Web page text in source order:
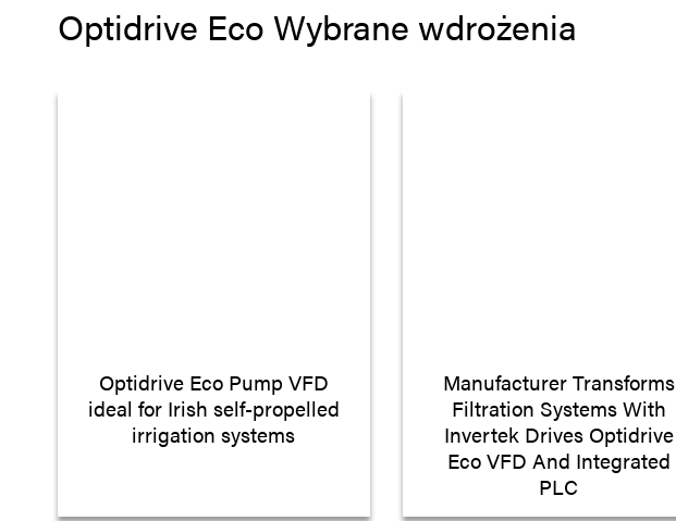
Optidrive Eco Wybrane wdrożenia
Optidrive Eco Pump VFD
ideal for Irish self-propelled
irrigation systems
Manufacturer Transforms
Filtration Systems With
Invertek Drives Optidrive
Eco VFD And Integrated
PLC